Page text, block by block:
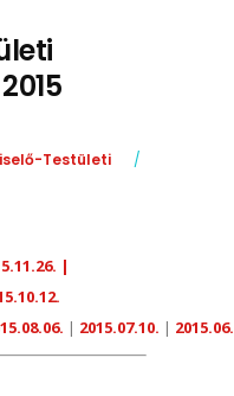
Testületi
|
| 2015.07.10. |